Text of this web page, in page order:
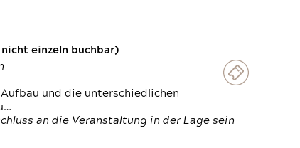
einzeln buchbar)
und die unterschiedlichen
an die Veranstaltung in der Lage sein